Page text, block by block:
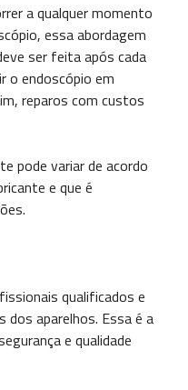
a qualquer momento
essa abordagem
ser feita após cada
o endoscópio em
reparos com custos
pode variar de acordo
e que é
qualificados e
dos aparelhos. Essa é a
e qualidade